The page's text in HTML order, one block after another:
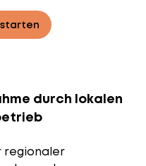
durch lokalen
regionaler